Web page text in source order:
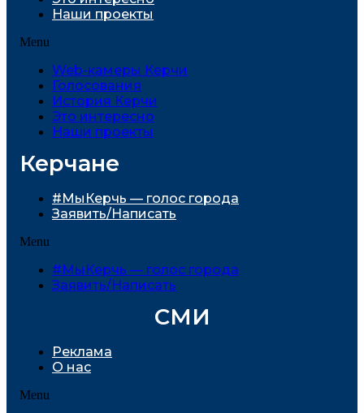
Наши проекты
Menu
Web-камеры Керчи
Голосования
История Керчи
Это интересно
Наши проекты
Керчане
#МыКерчь — голос города
Заявить/Написать
Menu
#МыКерчь — голос города
Заявить/Написать
СМИ
Реклама
О нас
Menu